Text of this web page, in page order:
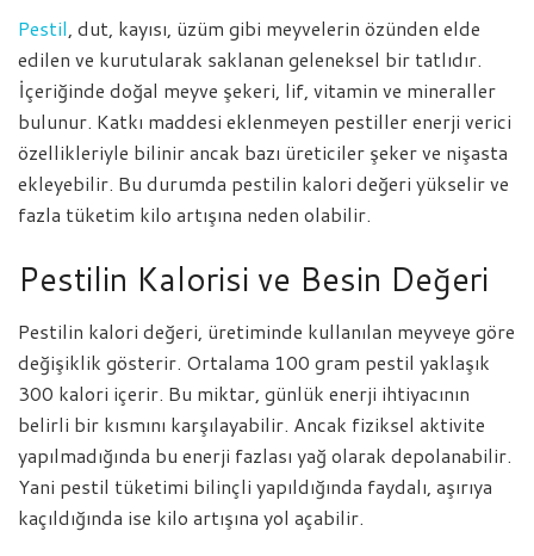
Pestil, dut, kayısı, üzüm gibi meyvelerin özünden elde
edilen ve kurutularak saklanan geleneksel bir tatlıdır.
İçeriğinde doğal meyve şekeri, lif, vitamin ve mineraller
bulunur. Katkı maddesi eklenmeyen pestiller enerji verici
özellikleriyle bilinir ancak bazı üreticiler şeker ve nişasta
ekleyebilir. Bu durumda pestilin kalori değeri yükselir ve
fazla tüketim kilo artışına neden olabilir.
Pestilin Kalorisi ve Besin Değeri
Pestilin kalori değeri, üretiminde kullanılan meyveye göre
değişiklik gösterir. Ortalama 100 gram pestil yaklaşık
300 kalori içerir. Bu miktar, günlük enerji ihtiyacının
belirli bir kısmını karşılayabilir. Ancak fiziksel aktivite
yapılmadığında bu enerji fazlası yağ olarak depolanabilir.
Yani pestil tüketimi bilinçli yapıldığında faydalı, aşırıya
kaçıldığında ise kilo artışına yol açabilir.